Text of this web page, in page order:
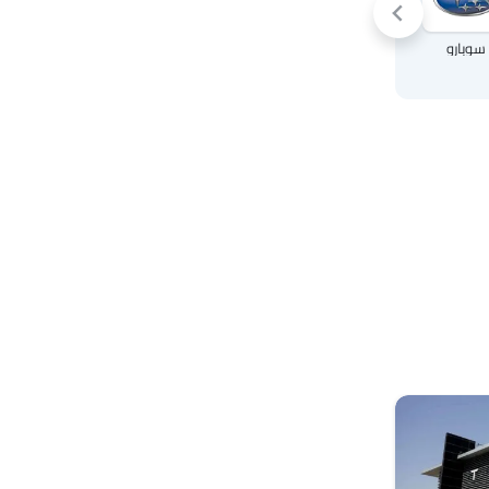
سوبارو